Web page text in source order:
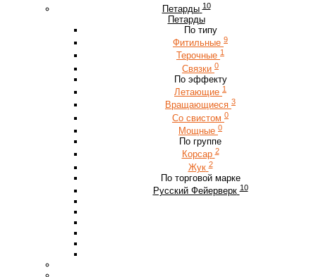
Петарды 10
Петарды
По типу
Фитильные 9
Терочные 1
Связки 0
По эффекту
Летающие 1
Вращающиеся 3
Со свистом 0
Мощные 0
По группе
Корсар 2
Жук 2
По торговой марке
Русский Фейерверк 10